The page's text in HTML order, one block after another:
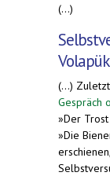
(...)
Volapük
(...)
Gespräch
»Der
»Die